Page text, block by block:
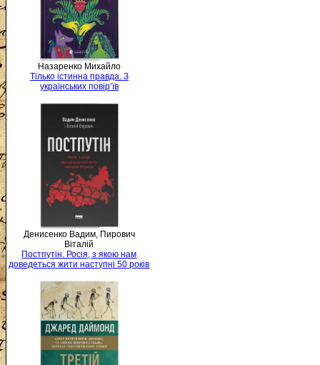
Назаренко Михайло
Тілько істинна правда. З
українських повір’їв
Денисенко Вадим, Пирович
Віталій
Постпутін. Росія, з якою нам
доведеться жити наступні 50 років